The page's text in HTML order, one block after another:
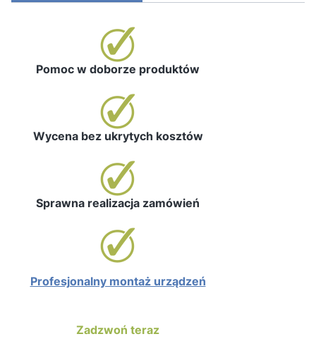
Pomoc w doborze produktów
Wycena bez ukrytych kosztów
Sprawna realizacja zamówień
Profesjonalny montaż urządzeń
Zadzwoń teraz